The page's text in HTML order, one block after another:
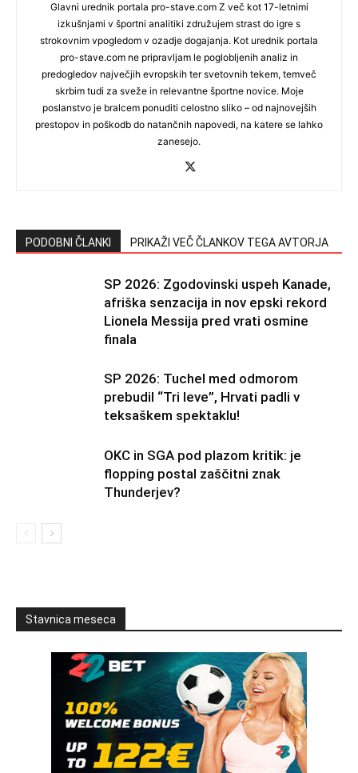
Glavni urednik portala pro-stave.com Z več kot 17-letnimi
izkušnjami v športni analitiki združujem strast do igre s
strokovnim vpogledom v ozadje dogajanja. Kot urednik portala
pro-stave.com ne pripravljam le poglobljenih analiz in
predogledov največjih evropskih ter svetovnih tekem, temveč
skrbim tudi za sveže in relevantne športne novice. Moje
poslanstvo je bralcem ponuditi celostno sliko – od najnovejših
prestopov in poškodb do natančnih napovedi, na katere se lahko
zanesejo.
PODOBNI ČLANKI PRIKAŽI VEČ ČLANKOV TEGA AVTORJA
SP 2026: Zgodovinski uspeh Kanade,
afriška senzacija in nov epski rekord
Lionela Messija pred vrati osmine
finala
SP 2026: Tuchel med odmorom
prebudil “Tri leve”, Hrvati padli v
teksaškem spektaklu!
OKC in SGA pod plazom kritik: je
flopping postal zaščitni znak
Thunderjev?
Stavnica meseca